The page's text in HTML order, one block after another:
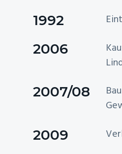
1992
2006
2007/08
2009